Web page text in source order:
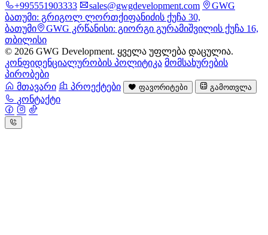
+995551903333 sales@gwgdevelopment.com
GWG
ბათუმი: გრიგოლ ლორთქიფანიძის ქუჩა 30,
ბათუმი
GWG კრწანისი: გიორგი გურამიშვილის ქუჩა 16,
თბილისი
© 2026 GWG Development. ყველა უფლება დაცულია.
კონფიდენციალურობის პოლიტიკა მომსახურების
პირობები
მთავარი
პროექტები ფავორიტები გამოთვლა
კონტაქტი